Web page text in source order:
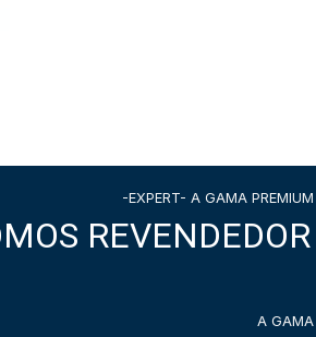
-EXPERT- A GAMA
A GAMA